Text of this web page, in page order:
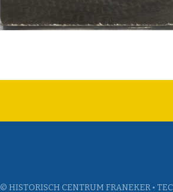
© HISTORISCH CENTRUM FRANEKER •